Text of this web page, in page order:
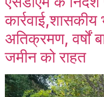
अतिक्रमण, वर्षों
जमीन को राहत